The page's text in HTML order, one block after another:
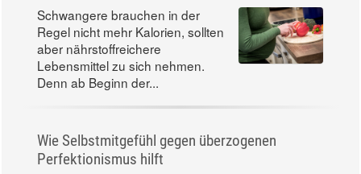
Schwangere brauchen in der
Regel nicht mehr Kalorien, sollten
aber nährstoffreichere
Lebensmittel zu sich nehmen.
Denn ab Beginn der...
Wie Selbstmitgefühl gegen überzogenen
Perfektionismus hilft